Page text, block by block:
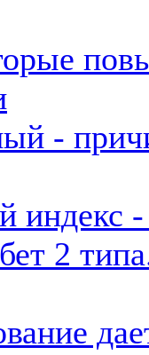
-
индекс -
2